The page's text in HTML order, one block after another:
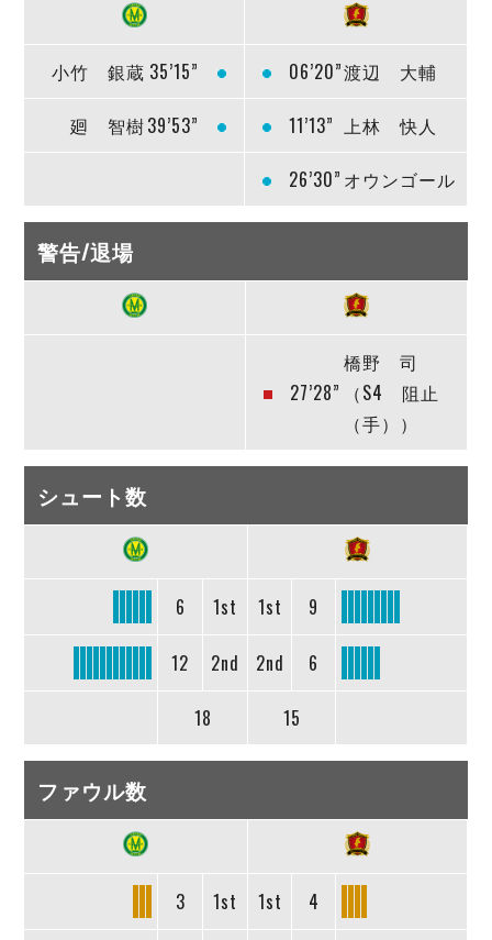
小竹 銀蔵 35’15” 06’20”渡辺 大輔
廻 智樹39’53” 11’13” 上林 快人
26’30” オウンゴール
警告/退場
27’28”
橋野 司
（S4 阻止
（手））
シュート数
6 1st 1st 9
12 2nd 2nd 6
18 15
ファウル数
3 1st 1st 4